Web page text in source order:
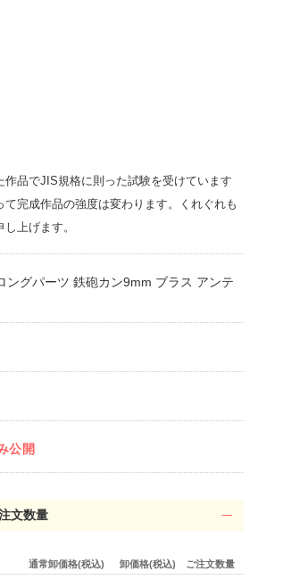
品でJIS規格に則った試験を受けています
完成作品の強度は変わります。くれぐれも
上げます。
ングパーツ 鉄砲カン9mm ブラス アンテ
公開
文数量
通常卸価格(税込) 卸価格(税込) ご注文数量